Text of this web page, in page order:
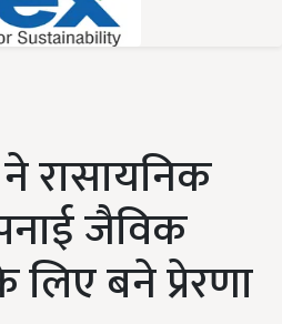
रासायनिक
जैविक
बने प्रेरणा